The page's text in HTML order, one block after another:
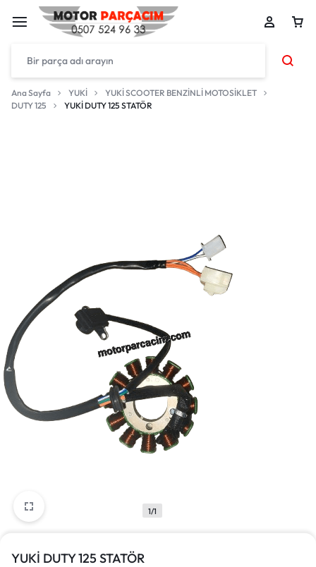
Ana Sayfa YUKİ
YUKİ SCOOTER BENZİNLİ MOTOSİKLET
DUTY 125
YUKİ DUTY 125 STATÖR
1/1
YUKİ DUTY 125 STATÖR